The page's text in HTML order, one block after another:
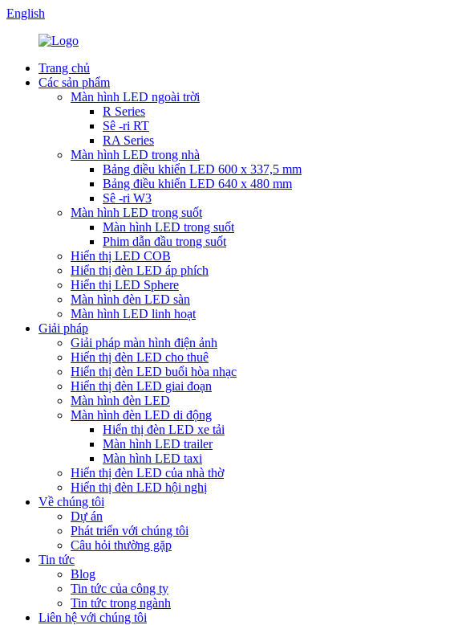
English
Trang chủ
Các sản phẩm
Màn hình LED ngoài trời
R Series
Sê -ri RT
RA Series
Màn hình LED trong nhà
Bảng điều khiển LED 600 x 337,5 mm
Bảng điều khiển LED 640 x 480 mm
Sê -ri W3
Màn hình LED trong suốt
Màn hình LED trong suốt
Phim dẫn đầu trong suốt
Hiển thị LED COB
Hiển thị đèn LED áp phích
Hiển thị LED Sphere
Màn hình đèn LED sàn
Màn hình LED linh hoạt
Giải pháp
Giải pháp màn hình điện ảnh
Hiển thị đèn LED cho thuê
Hiển thị đèn LED buổi hòa nhạc
Hiển thị đèn LED giai đoạn
Màn hình đèn LED
Màn hình đèn LED di động
Hiển thị đèn LED xe tải
Màn hình LED trailer
Màn hình LED taxi
Hiển thị đèn LED của nhà thờ
Hiển thị đèn LED hội nghị
Về chúng tôi
Dự án
Phát triển với chúng tôi
Câu hỏi thường gặp
Tin tức
Blog
Tin tức của công ty
Tin tức trong ngành
Liên hệ với chúng tôi